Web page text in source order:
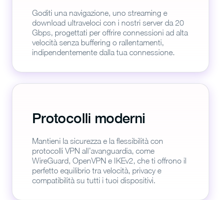
Goditi una navigazione, uno streaming e
download ultraveloci con i nostri server da 20
Gbps, progettati per offrire connessioni ad alta
velocità senza buffering o rallentamenti,
indipendentemente dalla tua connessione.
Protocolli moderni
Mantieni la sicurezza e la flessibilità con
protocolli VPN all’avanguardia, come
WireGuard, OpenVPN e IKEv2, che ti offrono il
perfetto equilibrio tra velocità, privacy e
compatibilità su tutti i tuoi dispositivi.